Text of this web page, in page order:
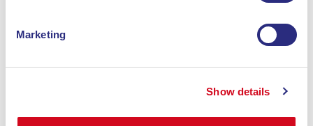
Marketing
Show details